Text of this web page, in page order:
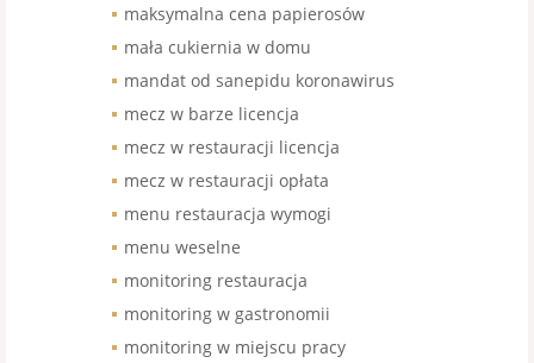
maksymalna cena papierosów
mała cukiernia w domu
mandat od sanepidu koronawirus
mecz w barze licencja
mecz w restauracji licencja
mecz w restauracji opłata
menu restauracja wymogi
menu weselne
monitoring restauracja
monitoring w gastronomii
monitoring w miejscu pracy